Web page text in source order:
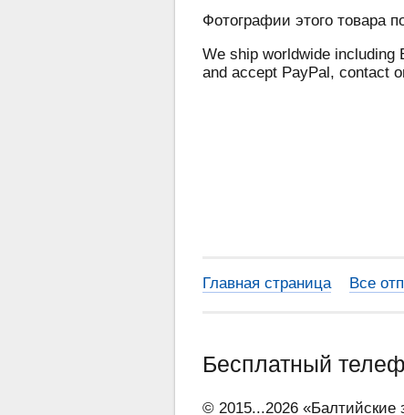
Фотографии этого товара
We ship worldwide including
and accept PayPal, contact
Главная страница Все
Бесплатный
© 2015...2026 «Балтийские